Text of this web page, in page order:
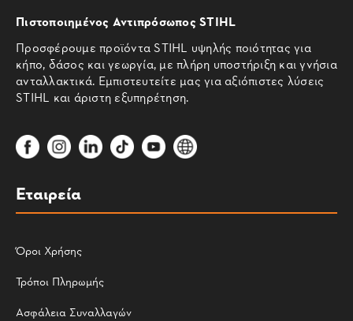
Πιστοποιημένος Αντιπρόσωπος STIHL
Προσφέρουμε προϊόντα STIHL υψηλής ποιότητας για
κήπο, δάσος και γεωργία, με πλήρη υποστήριξη και γνήσια
ανταλλακτικά. Εμπιστευτείτε μας για αξιόπιστες λύσεις
STIHL και άριστη εξυπηρέτηση.
Εταιρεία
Όροι Χρήσης
Τρόποι Πληρωμής
Ασφάλεια Συναλλαγών